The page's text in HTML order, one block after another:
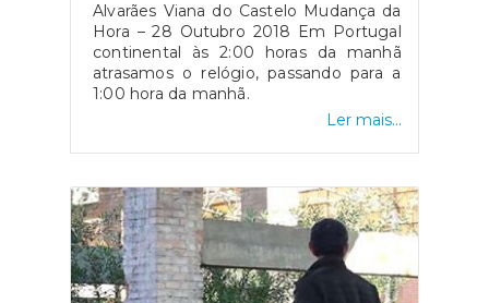
Alvarães Viana do Castelo Mudança da
Hora – 28 Outubro 2018 Em Portugal
continental às 2:00 horas da manhã
atrasamos o relógio, passando para a
1:00 hora da manhã.
Ler mais...